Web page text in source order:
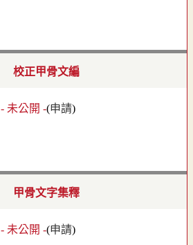
校正甲骨文編
- 未公開 -(申請)
甲骨文字集釋
- 未公開 -(申請)